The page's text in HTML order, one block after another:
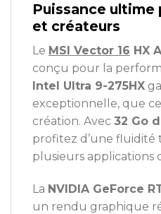
Puissance ultime
et créateurs
Le MSI Vector 16 HX
conçu pour la
Intel Ultra 9-275HX
exceptionnelle, que
création. Avec 32 Go
profitez d’une fluidité
plusieurs applications
La NVIDIA GeForce
un rendu graphique